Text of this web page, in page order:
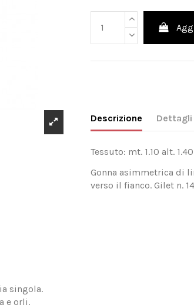
Descrizione
Tessuto: mt. 1.10 alt.
Gonna asimmetrica di
verso il fianco. Gilet n.
singola.
e orli.